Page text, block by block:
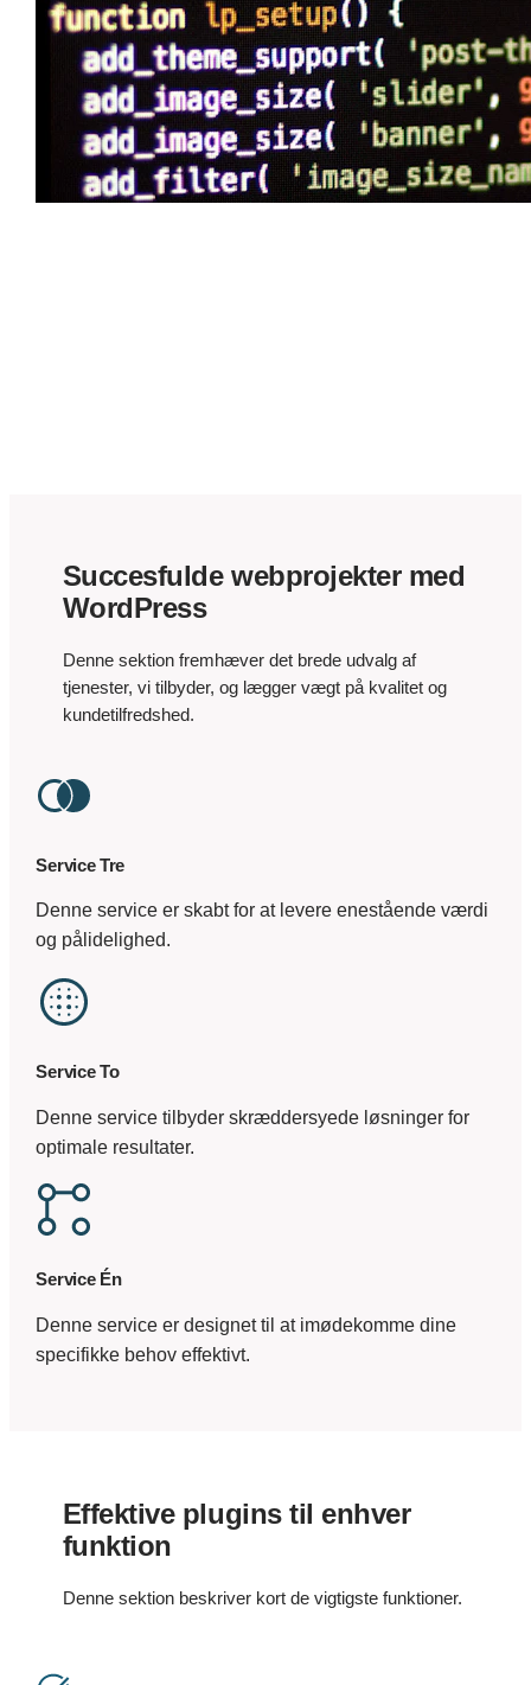
Succesfulde webprojekter med
WordPress
Denne sektion fremhæver det brede udvalg af
tjenester, vi tilbyder, og lægger vægt på kvalitet og
kundetilfredshed.
Service Tre
Denne service er skabt for at levere enestående værdi
og pålidelighed.
Service To
Denne service tilbyder skræddersyede løsninger for
optimale resultater.
Service Én
Denne service er designet til at imødekomme dine
specifikke behov effektivt.
Effektive plugins til enhver
funktion
Denne sektion beskriver kort de vigtigste funktioner.